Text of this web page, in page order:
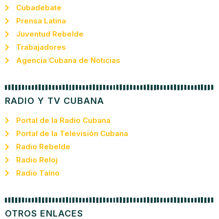
Cubadebate
Prensa Latina
Juventud Rebelde
Trabajadores
Agencia Cubana de Noticias
RADIO Y TV CUBANA
Portal de la Radio Cubana
Portal de la Televisión Cubana
Radio Rebelde
Radio Reloj
Radio Taíno
OTROS ENLACES